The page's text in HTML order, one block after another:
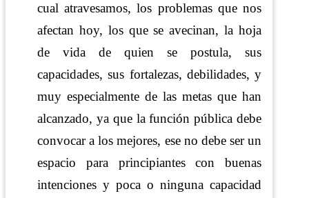
cual atravesamos, los problemas que nos
afectan hoy, los que se avecinan, la hoja
de vida de quien se postula, sus
capacidades, sus fortalezas, debilidades, y
muy especialmente de las metas que han
alcanzado, ya que la función pública debe
convocar a los mejores, ese no debe ser un
espacio para principiantes con buenas
intenciones y poca o ninguna capacidad